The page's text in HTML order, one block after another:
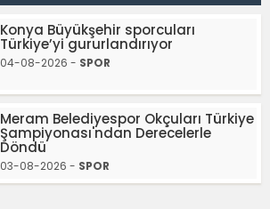
Konya Büyükşehir sporcuları
Türkiye’yi gururlandırıyor
04-08-2026 - SPOR
Meram Belediyespor Okçuları Türkiye
Şampiyonası'ndan Derecelerle
Döndü
03-08-2026 - SPOR